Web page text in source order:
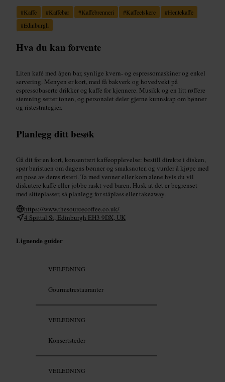
#Kaffe #Kaffebar #Kaffebrenneri #Kaffeelskere #Hentekaffe
#Edinburgh
Hva du kan forvente
Liten kafé med åpen bar, synlige kvern- og espressomaskiner og enkel
servering. Menyen er kort, med få bakverk og hovedvekt på
espressobaserte drikker og kaffe for kjennere. Musikk og en litt røffere
stemning setter tonen, og personalet deler gjerne kunnskap om bønner
og ristestrategier.
Planlegg ditt besøk
Gå dit for en kort, konsentrert kaffeopplevelse: bestill direkte i disken,
spør baristaen om dagens bønner og smaksnoter, og vurder å kjøpe med
en pose av deres risteri. Ta med venner eller kom alene hvis du vil
diskutere kaffe eller jobbe raskt ved baren. Husk at det er begrenset
med sitteplasser, så planlegg for ståplass eller takeaway.
https://www.thesourcecoffee.co.uk/
4 Spittal St, Edinburgh EH3 9DX, UK
Lignende guider
VEILEDNING
Gourmetrestauranter
VEILEDNING
Konsertsteder
VEILEDNING